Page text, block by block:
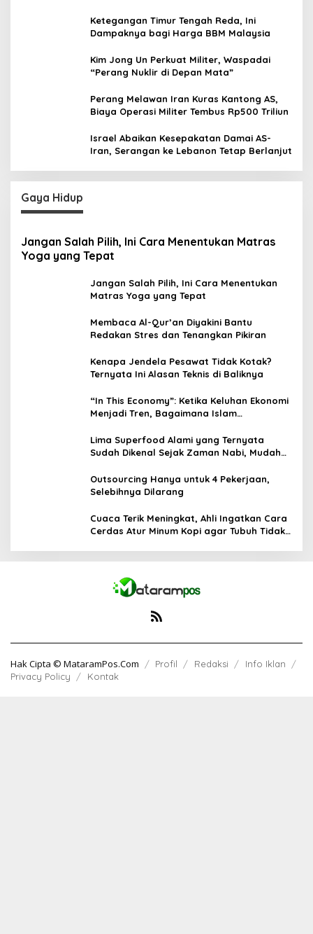
Ketegangan Timur Tengah Reda, Ini
Dampaknya bagi Harga BBM Malaysia
Kim Jong Un Perkuat Militer, Waspadai
“Perang Nuklir di Depan Mata”
Perang Melawan Iran Kuras Kantong AS,
Biaya Operasi Militer Tembus Rp500 Triliun
Israel Abaikan Kesepakatan Damai AS-
Iran, Serangan ke Lebanon Tetap Berlanjut
Gaya Hidup
Jangan Salah Pilih, Ini Cara Menentukan Matras
Yoga yang Tepat
Jangan Salah Pilih, Ini Cara Menentukan
Matras Yoga yang Tepat
Membaca Al-Qur’an Diyakini Bantu
Redakan Stres dan Tenangkan Pikiran
Kenapa Jendela Pesawat Tidak Kotak?
Ternyata Ini Alasan Teknis di Baliknya
“In This Economy”: Ketika Keluhan Ekonomi
Menjadi Tren, Bagaimana Islam
Lima Superfood Alami yang Ternyata
Sudah Dikenal Sejak Zaman Nabi, Mudah
Outsourcing Hanya untuk 4 Pekerjaan,
Selebihnya Dilarang
Cuaca Terik Meningkat, Ahli Ingatkan Cara
Cerdas Atur Minum Kopi agar Tubuh Tidak
Hak Cipta © MataramPos.Com Profil Redaksi
Info Iklan
Privacy Policy
Kontak